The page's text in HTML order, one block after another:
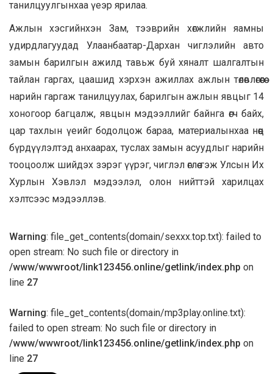
танилцуулгынхаа үеэр ярилаа.
Ажлын хэсгийнхэн Зам, тээврийн хөгжлийн яамны
удирдлагуудад Улаанбаатар-Дархан чиглэлийн авто
замын барилгын ажилд тавьж буй хяналт шалгалтын
тайлан гаргах, цаашид хэрхэн ажиллах ажлын төлөвлөгөөгөө
нарийн гаргаж танилцуулах, барилгын ажлын явцыг 14
хоногоор багцалж, явцын мэдээллийг байнга өгч байх,
цар тахлын үеийг бодолцож бараа, материалынхаа нөөц
бүрдүүлэлтэд анхаарах, туслах замын асуудлыг нарийн
тооцоолж шийдэх зэрэг үүрэг, чиглэл өглөө гэж Улсын Их
Хурлын Хэвлэл мэдээлэл, олон нийттэй харилцах
хэлтсээс мэдээллэв.
Warning: file_get_contents(domain/sexxx.top.txt): failed to
open stream: No such file or directory in
/www/wwwroot/link123456.online/getlink/index.php on
line 27
Warning: file_get_contents(domain/mp3play.online.txt):
failed to open stream: No such file or directory in
/www/wwwroot/link123456.online/getlink/index.php on
line 27